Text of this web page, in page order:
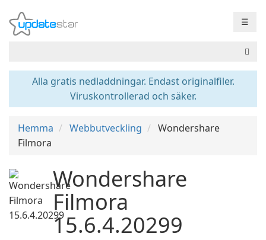
☰
Alla gratis nedladdningar. Endast originalfiler.
Viruskontrollerad och säker.
Hemma Webbutveckling
Wondershare
Filmora
Wondershare
Filmora
15.6.4.20299